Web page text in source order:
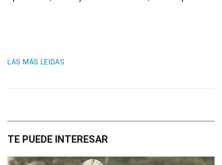
LAS MÁS LEIDAS
TE PUEDE INTERESAR